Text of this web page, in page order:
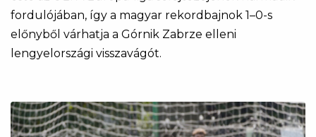
fordulójában, így a magyar rekordbajnok 1–0-s
előnyből várhatja a Górnik Zabrze elleni
lengyelországi visszavágót.